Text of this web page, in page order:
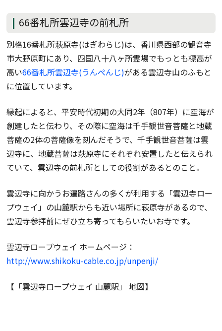
66番札所雲辺寺の前札所
別格16番札所萩原寺(はぎわらじ)は、香川県西部の観音寺
市大野原町にあり、四国八十八ヶ所霊場でもっとも標高が
高い66番札所雲辺寺(うんぺんじ)がある雲辺寺山のふもと
に位置しています。
縁起によると、平安時代初期の大同2年（807年）に空海が
創建したと伝わり、その際に空海は千手観世音菩薩と地蔵
菩薩の2体の菩薩像を刻んだそうで、千手観世音菩薩は雲
辺寺に、地蔵菩薩は萩原寺にそれぞれ安置したと伝えられ
ていて、雲辺寺の前札所としての役割があるとのこと。
雲辺寺に向かうお遍路さんの多くが利用する「雲辺寺ロー
プウェイ」の山麓駅からも近い場所に萩原寺があるので、
雲辺寺参拝前にぜひ立ち寄ってもらいたいお寺です。
雲辺寺ロープウェイ ホームページ：
http://www.shikoku-cable.co.jp/unpenji/
【「雲辺寺ロープウェイ 山麓駅」 地図】